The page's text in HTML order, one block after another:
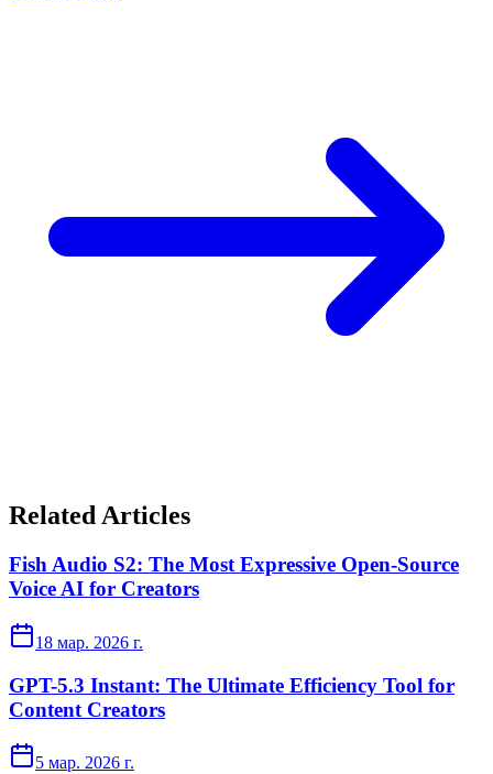
Related Articles
Fish Audio S2: The Most Expressive Open-Source
Voice AI for Creators
18 мар. 2026 г.
GPT-5.3 Instant: The Ultimate Efficiency Tool for
Content Creators
5 мар. 2026 г.